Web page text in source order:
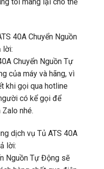
tôi mang lại cho thế
40A Chuyển Nguồn
lời:
Chuyển Nguồn Tự
của máy và hãng, vì
khi gọi qua hotline
có kể gọi để
nhé.
dịch vụ Tủ ATS 40A
lời:
Nguồn Tự Động sẽ